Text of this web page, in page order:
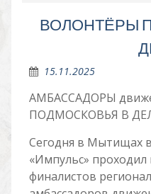
ВОЛОНТЁРЫ
15.11.2025
АМБАССАДОРЫ
ПОДМОСКОВЬЯ В
Сегодня в Мытищах
«Импульс»
финалистов